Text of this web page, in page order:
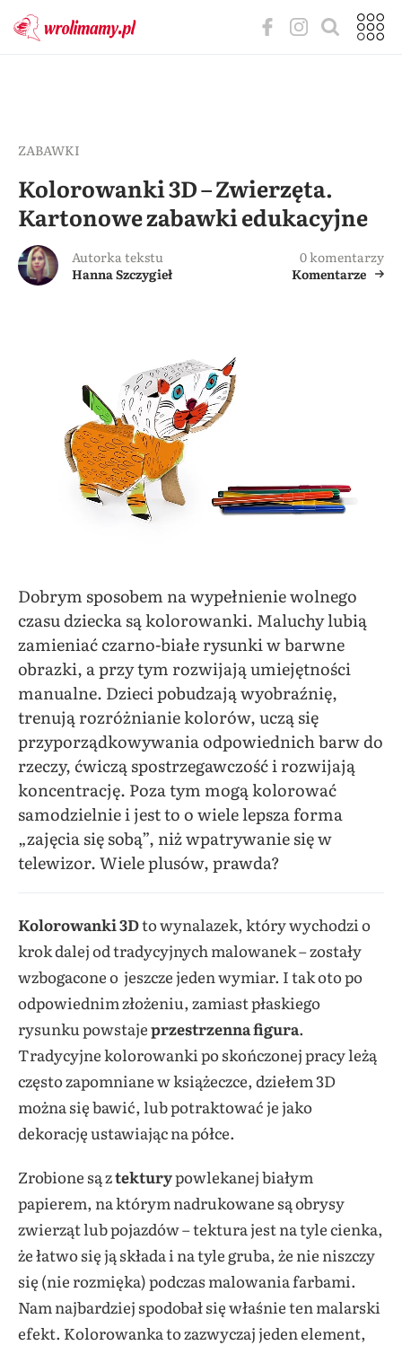
ZABAWKI
Kolorowanki 3D – Zwierzęta.
Kartonowe zabawki edukacyjne
Autorka tekstu
Hanna Szczygieł
0 komentarzy
Komentarze
Dobrym sposobem na wypełnienie wolnego
czasu dziecka są kolorowanki. Maluchy lubią
zamieniać czarno-białe rysunki w barwne
obrazki, a przy tym rozwijają umiejętności
manualne. Dzieci pobudzają wyobraźnię,
trenują rozróżnianie kolorów, uczą się
przyporządkowywania odpowiednich barw do
rzeczy, ćwiczą spostrzegawczość i rozwijają
koncentrację. Poza tym mogą kolorować
samodzielnie i jest to o wiele lepsza forma
„zajęcia się sobą”, niż wpatrywanie się w
telewizor. Wiele plusów, prawda?
Kolorowanki 3Dto wynalazek, który wychodzi o
krok dalej od tradycyjnych malowanek – zostały
wzbogacone o jeszcze jeden wymiar. I tak oto po
odpowiednim złożeniu, zamiast płaskiego
rysunku powstajeprzestrzenna figura.
Tradycyjne kolorowanki po skończonej pracy leżą
często zapomniane w książeczce, dziełem 3D
można się bawić, lub potraktować je jako
dekorację ustawiając na półce.
Zrobione są ztekturypowlekanej białym
papierem, na którym nadrukowane są obrysy
zwierząt lub pojazdów – tektura jest na tyle cienka,
że łatwo się ją składa i na tyle gruba, że nie niszczy
się (nie rozmięka) podczas malowania farbami.
Nam najbardziej spodobał się właśnie ten malarski
efekt. Kolorowanka to zazwyczaj jeden element,